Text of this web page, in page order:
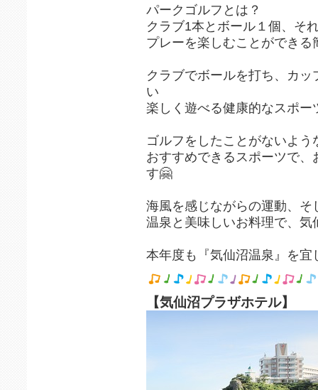
パークゴルフとは？
クラブ1本とボール１個、そ
プレーを楽しむことができる
クラブでボールを打ち、カ
い
楽しく遊べる健康的なスポー
ゴルフをしたことがないよう
おすすめできるスポーツで
す🤗
海風を感じながらの運動、そ
温泉と美味しいお料理で、
本年度も『気仙沼温泉』を
【気仙沼プラザホテル】